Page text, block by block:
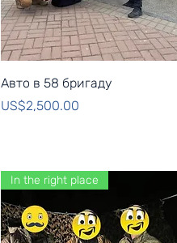
Quick View
Авто в 58 бригаду
Price
US$2,500.00
In the right place